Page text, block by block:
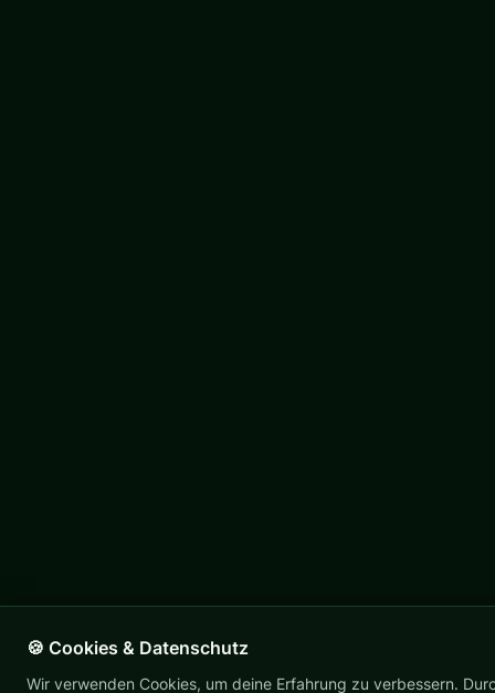
🍪 Cookies & Datenschutz
Wir verwenden Cookies, um deine Erfahrung zu verbessern.